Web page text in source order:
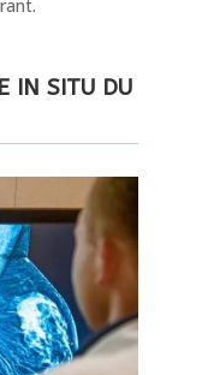
IN SITU DU